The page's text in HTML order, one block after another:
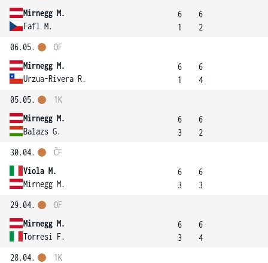
Mirnegg M.
Fafl M.
6
1
6
2
06.05.
Mirnegg M.
Urzua-Rivera R.
OF
6
1
6
4
05.05.
Mirnegg M.
Balazs G.
1K
6
3
6
2
30.04.
Viola M.
Mirnegg M.
ČF
6
3
6
3
29.04.
Mirnegg M.
Torresi F.
OF
6
3
6
4
28.04.
1K